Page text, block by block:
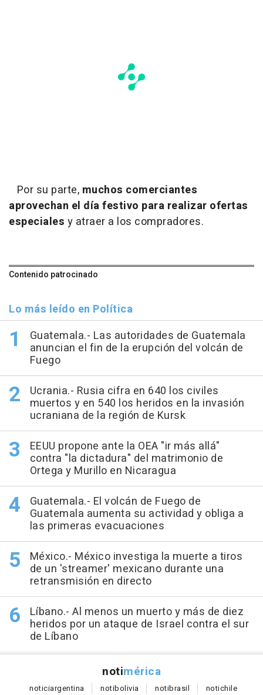
Por su parte, muchos comerciantes
aprovechan el día festivo para realizar ofertas
especiales y atraer a los compradores.
Contenido patrocinado
Lo más leído en Política
Guatemala.- Las autoridades de Guatemala
anuncian el fin de la erupción del volcán de
Fuego
Ucrania.- Rusia cifra en 640 los civiles
muertos y en 540 los heridos en la invasión
ucraniana de la región de Kursk
EEUU propone ante la OEA "ir más allá"
contra "la dictadura" del matrimonio de
Ortega y Murillo en Nicaragua
Guatemala.- El volcán de Fuego de
Guatemala aumenta su actividad y obliga a
las primeras evacuaciones
México.- México investiga la muerte a tiros
de un 'streamer' mexicano durante una
retransmisión en directo
Líbano.- Al menos un muerto y más de diez
heridos por un ataque de Israel contra el sur
de Líbano
notimérica
noticiargentina notibolivia notibrasil notichile